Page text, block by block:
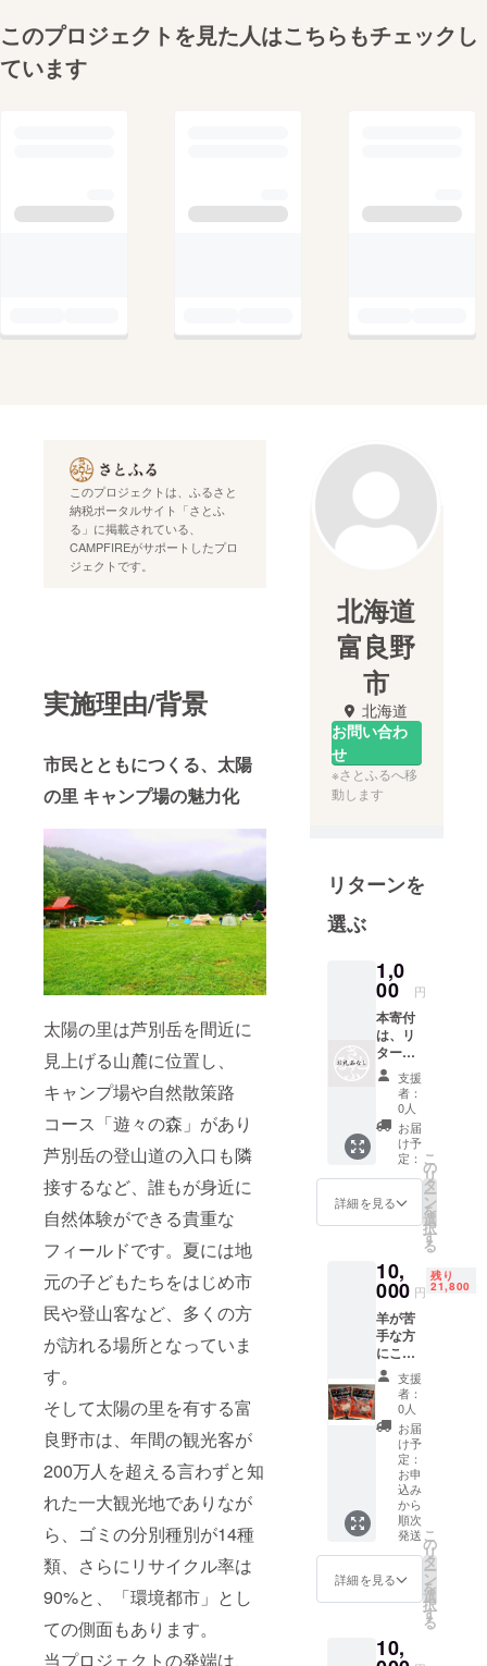
このプロジェクトを見た人はこちらもチェックし
ています
このプロジェクトは、ふるさと
納税ポータルサイト「さとふ
る」に掲載されている、
CAMPFIREがサポートしたプロ
ジェクトです。
実施理由/背景
市民とともにつくる、太陽
の里 キャンプ場の魅力化
太陽の里は芦別岳を間近に
見上げる山麓に位置し、
キャンプ場や自然散策路
コース「遊々の森」があり
芦別岳の登山道の入口も隣
接するなど、誰もが身近に
自然体験ができる貴重な
フィールドです。夏には地
元の子どもたちをはじめ市
民や登山客など、多くの方
が訪れる場所となっていま
す。
そして太陽の里を有する富
良野市は、年間の観光客が
200万人を超える言わずと知
れた一大観光地でありなが
ら、ゴミの分別種別が14種
類、さらにリサイクル率は
90%と、「環境都市」とし
ての側面もあります。
当プロジェクトの発端は、
北海道
富良野
市
北海道
お問い合わ
せ
※さとふるへ移
動します
リターンを
選ぶ
1,0
00 円
本寄付
は、リ
ターン
の無い
寄付と
なりま
す。
支援
者：
0人
お届
け予
定：
詳細を見る
こ
の
リ
タ
ー
ン
を
選
択
す
る
10,
000 円
残り
21,800
羊が苦
手な方
にこそ
召し上
がって
いただ
きた
い、 ふ
らの味
付ラム
ジンギ
スカン
の特徴
をお伝
えいた
しま
な方
支援
者：
0人
お届
け予
定：
お申
込み
から
順次
発送
詳細を見る
こ
の
リ
タ
ー
ン
を
選
択
す
る
10,